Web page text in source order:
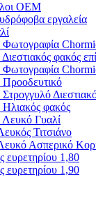
OEM
εργαλεία
Φωτογραφία
φακός
Φωτογραφία
Προοδευτικό
Στρογγυλό
Ηλιακός φακός
Λευκό Γυαλί
Τιτσιάνο
Ασπερικό
ευρετηρίου 1,80
ευρετηρίου 1,90